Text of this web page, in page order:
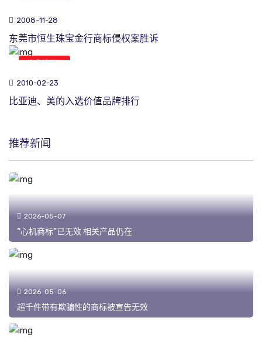
2008-11-28
东莞市恒生珠宝金行商标侵权案胜诉
2010-02-23
比亚迪、美的入选价值品牌排行
推荐新闻
2026-05-07
“心机商标”已无效 相关产品仍在
2026-05-06
超千件带有欺骗性的商标被宣告无效